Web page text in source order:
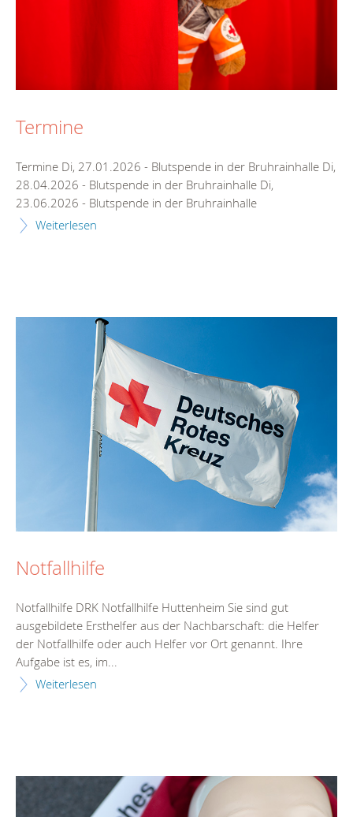
Termine
Termine Di, 27.01.2026 - Blutspende in der Bruhrainhalle Di,
28.04.2026 - Blutspende in der Bruhrainhalle Di,
23.06.2026 - Blutspende in der Bruhrainhalle
Weiterlesen
Notfallhilfe
Notfallhilfe DRK Notfallhilfe Huttenheim Sie sind gut
ausgebildete Ersthelfer aus der Nachbarschaft: die Helfer
der Notfallhilfe oder auch Helfer vor Ort genannt. Ihre
Aufgabe ist es, im...
Weiterlesen